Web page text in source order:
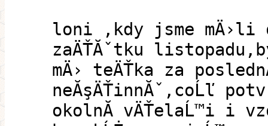
loni ,kdy jsme mÄ›li
zaÄŤĂˇtku
mÄ› teÄŤka za
neĂşÄŤinnĂˇ,coĹľ
okolnĂ­ vÄŤelaĹ™i i